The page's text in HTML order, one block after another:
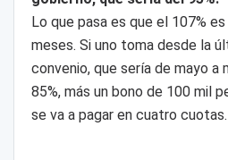
Lo que pasa es que el 107%
meses. Si uno toma desde la
convenio, que sería de mayo a
85%, más un bono de 100 mil
se va a pagar en cuatro cuotas.